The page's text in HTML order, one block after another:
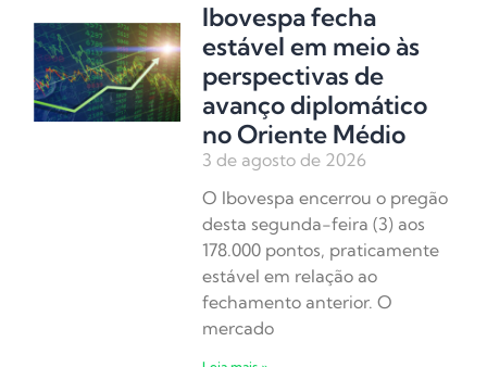
Ibovespa fecha
estável em meio às
perspectivas de
avanço diplomático
no Oriente Médio
3 de agosto de 2026
O Ibovespa encerrou o pregão
desta segunda-feira (3) aos
178.000 pontos, praticamente
estável em relação ao
fechamento anterior. O
mercado